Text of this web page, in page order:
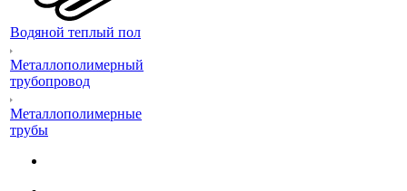
Водяной теплый пол
Металлополимерный
трубопровод
Металлополимерные
трубы